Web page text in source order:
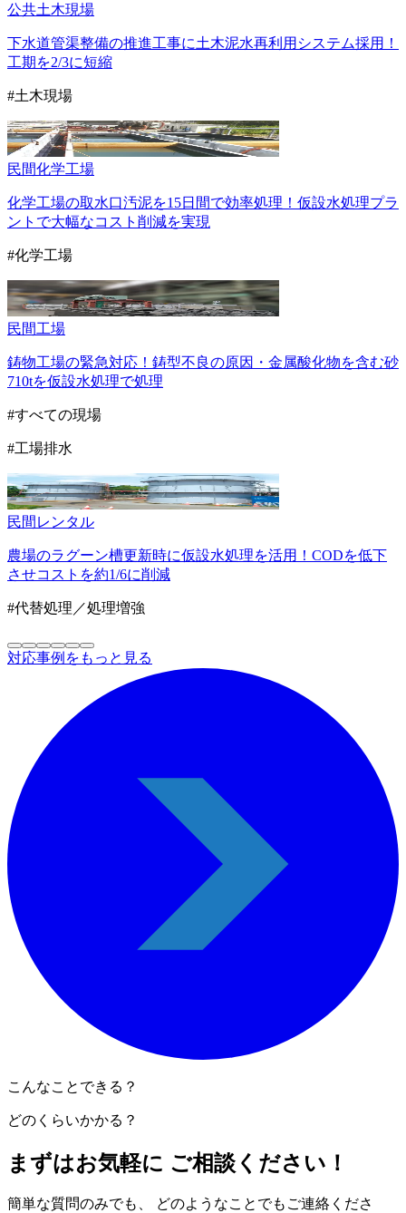
公共土木現場
下水道管渠整備の推進工事に土木泥水再利用システム採用！
工期を2/3に短縮
#土木現場
民間化学工場
化学工場の取水口汚泥を15日間で効率処理！仮設水処理プラ
ントで大幅なコスト削減を実現
#化学工場
民間工場
鋳物工場の緊急対応！鋳型不良の原因・金属酸化物を含む砂
710tを仮設水処理で処理
#すべての現場
#工場排水
民間 レンタル
農場のラグーン槽更新時に仮設水処理を活用！CODを低下
させコストを約1/6に削減
#代替処理／処理増強
対応事例をもっと見る
こんなことできる？
どのくらいかかる？
まずはお気軽に ご相談ください！
簡単な質問のみでも、 どのようなことでもご連絡くださ